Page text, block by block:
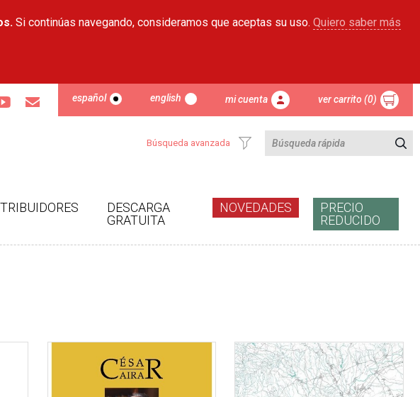
Si continúas navegando, consideramos que aceptas su uso. Quiero saber más
español english mi cuenta ver carrito (0)
Búsqueda avanzada
DESCARGA
GRATUITA
NOVEDADES
PRECIO
REDUCIDO